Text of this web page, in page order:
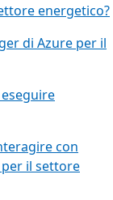
energetico?
di Azure per il
con
per il settore